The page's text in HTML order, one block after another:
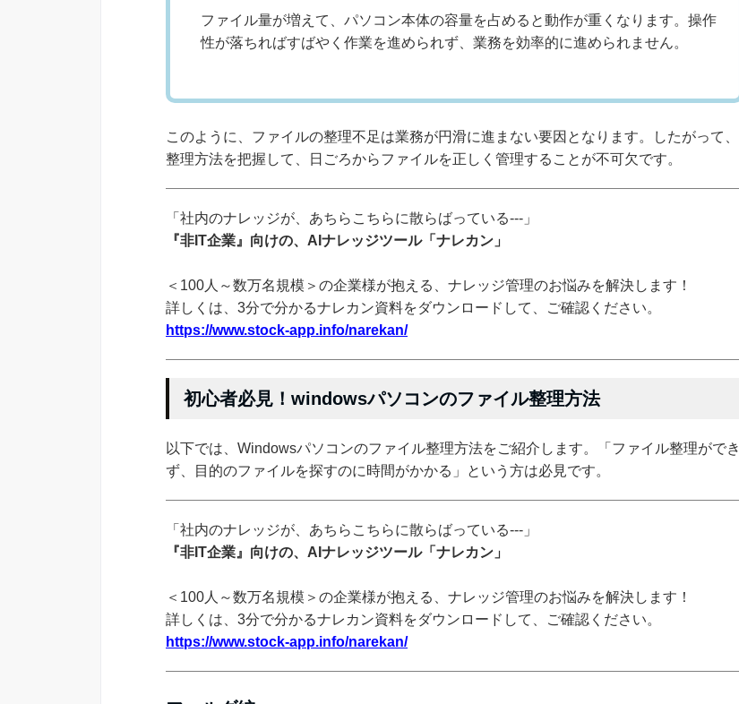
ファイル量が増えて、パソコン本体の容量を占めると動作が重くなります。操作
性が落ちればすばやく作業を進められず、業務を効率的に進められません。
このように、ファイルの整理不足は業務が円滑に進まない要因となります。したがって、
整理方法を把握して、日ごろからファイルを正しく管理することが不可欠です。
「社内のナレッジが、あちらこちらに散らばっている---」
『非IT企業』向けの、AIナレッジツール「ナレカン」
＜100人～数万名規模＞の企業様が抱える、ナレッジ管理のお悩みを解決します！
詳しくは、3分で分かるナレカン資料をダウンロードして、ご確認ください。
https://www.stock-app.info/narekan/
初心者必見！windowsパソコンのファイル整理方法
以下では、Windowsパソコンのファイル整理方法をご紹介します。「ファイル整理ができ
ず、目的のファイルを探すのに時間がかかる」という方は必見です。
「社内のナレッジが、あちらこちらに散らばっている---」
『非IT企業』向けの、AIナレッジツール「ナレカン」
＜100人～数万名規模＞の企業様が抱える、ナレッジ管理のお悩みを解決します！
詳しくは、3分で分かるナレカン資料をダウンロードして、ご確認ください。
https://www.stock-app.info/narekan/